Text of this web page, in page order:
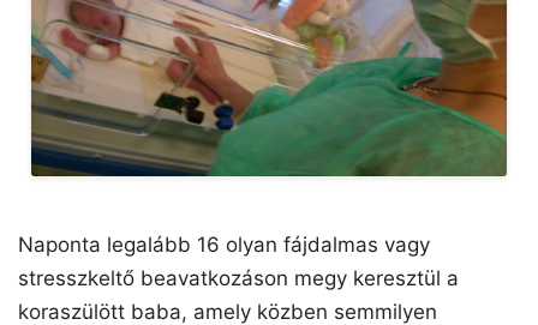
Naponta legalább 16 olyan fájdalmas vagy
stresszkeltő beavatkozáson megy keresztül a
koraszülött baba, amely közben semmilyen